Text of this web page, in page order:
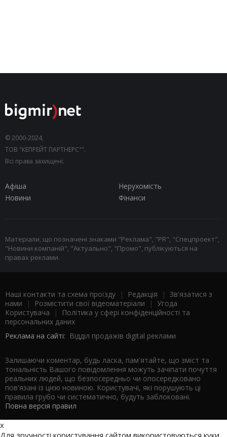
© 2000-2024,
ТОВ "КЕПРЕЙТ ПАРТНЕРС"".
Всі права захищені.
Афіша
Нерухомість
Новини
Фінанси
Матеріали, що позначені знаками "Реклама", "PR", "Спецпроект",
"Новини компаній", "Актуально", "Промо", публікуються на
правах реклами.
Наші контакти та схема проїзду | Редакція | Зв'язатися з
нами | Розмістити свої відеоматеріали | Угода
Користувача |
Політика у сфері конфіденційності та
персональних даних
Реклама на сайті: Відділ продажів digital реклами
Залишаючи коментар, будь ласка, пам'ятайте, що зміст та
тональність Вашого повідомлення можуть зачіпати почуття
реальних людей, що безпосередньо чи опосередковано
пов'язані із цією новиною. Користувачі, які порушують ці
правила грубо чи систематично, будуть заблоковані.
Повна версія правил
x